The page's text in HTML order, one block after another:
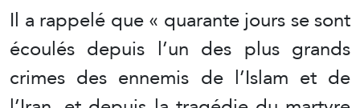
Il a rappelé que « quarante jours se sont
écoulés depuis l’un des plus grands
crimes des ennemis de l’Islam et de